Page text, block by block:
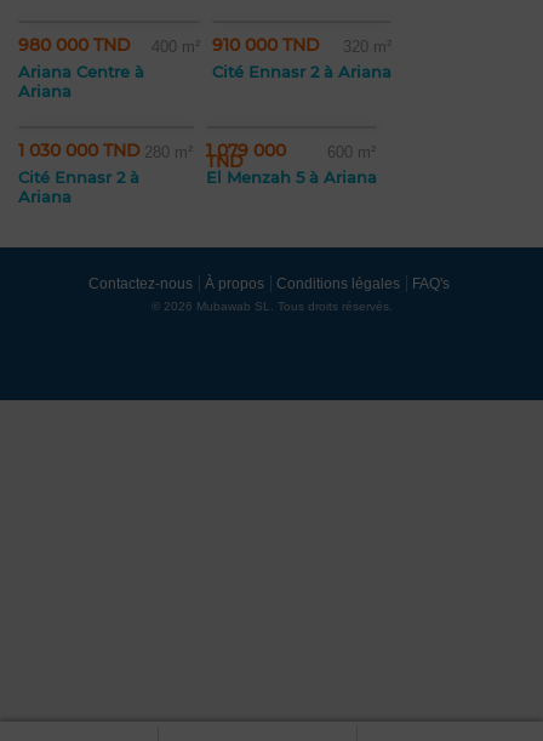
980 000 TND 400 m²
Ariana Centre à
Ariana
910 000 TND 320 m²
Cité Ennasr 2 à Ariana
1 030 000 TND 280 m²
Cité Ennasr 2 à
Ariana
1 079 000
TND 600 m²
El Menzah 5 à Ariana
Contactez-nous À propos Conditions légales FAQ's
© 2026 Mubawab SL. Tous droits réservés.